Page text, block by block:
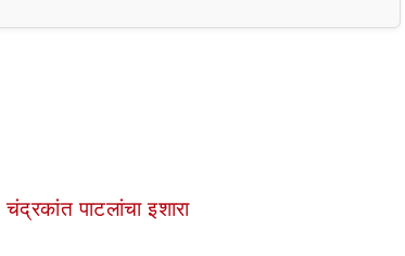
चंद्रकांत पाटलांचा इशारा